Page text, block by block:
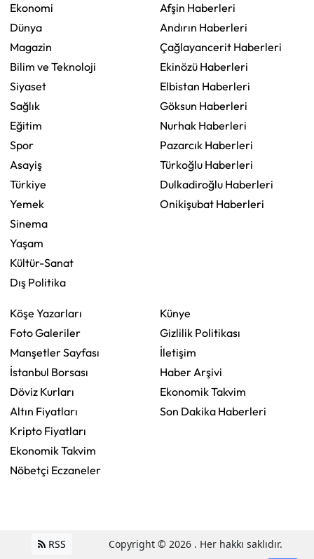
Ekonomi
Dünya
Magazin
Bilim ve Teknoloji
Siyaset
Sağlık
Eğitim
Spor
Asayiş
Türkiye
Yemek
Sinema
Yaşam
Kültür-Sanat
Dış Politika
Afşin Haberleri
Andırın Haberleri
Çağlayancerit Haberleri
Ekinözü Haberleri
Elbistan Haberleri
Göksun Haberleri
Nurhak Haberleri
Pazarcık Haberleri
Türkoğlu Haberleri
Dulkadiroğlu Haberleri
Onikişubat Haberleri
Köşe Yazarları
Foto Galeriler
Manşetler Sayfası
İstanbul Borsası
Döviz Kurları
Altın Fiyatları
Kripto Fiyatları
Ekonomik Takvim
Nöbetçi Eczaneler
Künye
Gizlilik Politikası
İletişim
Haber Arşivi
Ekonomik Takvim
Son Dakika Haberleri
RSS Copyright © 2026 . Her hakkı saklıdır.